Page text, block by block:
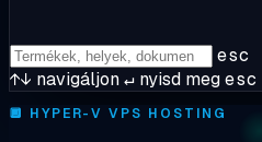
esc
↑↓ navigáljon↵ nyisd megesc
🔲 HYPER-V VPS HOSTING